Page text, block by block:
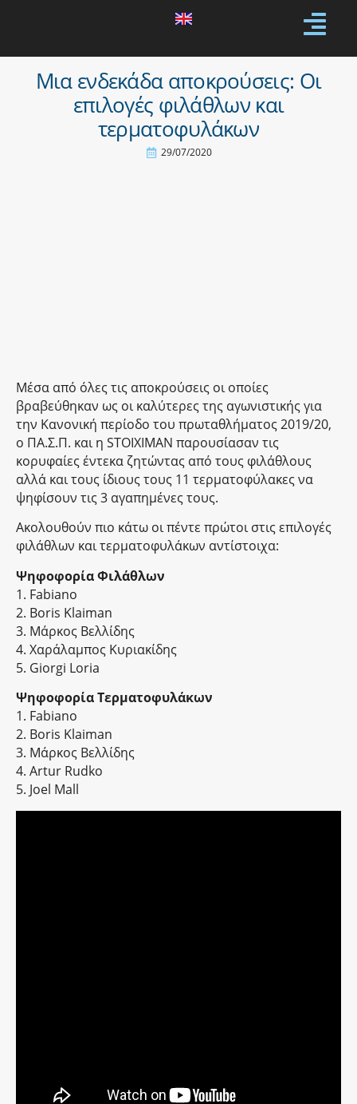
Μια ενδεκάδα αποκρούσεις: Οι
επιλογές φιλάθλων και
τερματοφυλάκων
29/07/2020
Μέσα από όλες τις αποκρούσεις οι οποίες
βραβεύθηκαν ως οι καλύτερες της αγωνιστικής για
την Κανονική περίοδο του πρωταθλήματος 2019/20,
o ΠΑ.Σ.Π. και η STOIXIMAN παρουσίασαν τις
κορυφαίες έντεκα ζητώντας από τους φιλάθλους
αλλά και τους ίδιους τους 11 τερματοφύλακες να
ψηφίσουν τις 3 αγαπημένες τους.
Ακολουθούν πιο κάτω οι πέντε πρώτοι στις επιλογές
φιλάθλων και τερματοφυλάκων αντίστοιχα:
Ψηφοφορία Φιλάθλων
1. Fabiano
2. Boris Klaiman
3. Μάρκος Βελλίδης
4. Χαράλαμπος Κυριακίδης
5. Giorgi Loria
Ψηφοφορία Τερματοφυλάκων
1. Fabiano
2. Boris Klaiman
3. Μάρκος Βελλίδης
4. Artur Rudko
5. Joel Mall